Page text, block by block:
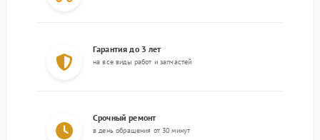
Гарантия до 3 лет
на все виды работ и запчастей
Срочный ремонт
в день обращения от 30 минут